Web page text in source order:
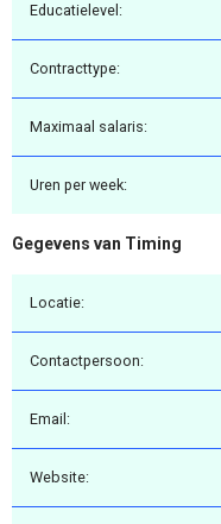
Educatielevel:
Contracttype:
Maximaal salaris:
Uren per week:
Gegevens van Timing
Locatie:
Contactpersoon:
Email:
Website: